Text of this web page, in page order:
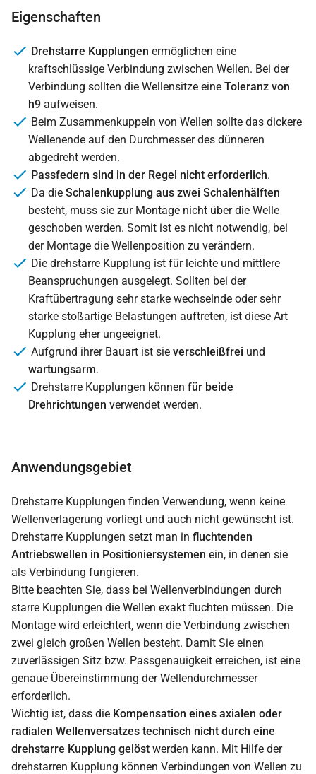
Eigenschaften
Drehstarre Kupplungen ermöglichen eine
kraftschlüssige Verbindung zwischen Wellen. Bei der
Verbindung sollten die Wellensitze eine Toleranz von
h9 aufweisen.
Beim Zusammenkuppeln von Wellen sollte das dickere
Wellenende auf den Durchmesser des dünneren
abgedreht werden.
Passfedern sind in der Regel nicht erforderlich.
Da die Schalenkupplung aus zwei Schalenhälften
besteht, muss sie zur Montage nicht über die Welle
geschoben werden. Somit ist es nicht notwendig, bei
der Montage die Wellenposition zu verändern.
Die drehstarre Kupplung ist für leichte und mittlere
Beanspruchungen ausgelegt. Sollten bei der
Kraftübertragung sehr starke wechselnde oder sehr
starke stoßartige Belastungen auftreten, ist diese Art
Kupplung eher ungeeignet.
Aufgrund ihrer Bauart ist sie verschleißfrei und
wartungsarm.
Drehstarre Kupplungen können für beide
Drehrichtungen verwendet werden.
Anwendungsgebiet
Drehstarre Kupplungen finden Verwendung, wenn keine
Wellenverlagerung vorliegt und auch nicht gewünscht ist.
Drehstarre Kupplungen setzt man in fluchtenden
Antriebswellen in Positioniersystemen ein, in denen sie
als Verbindung fungieren.
Bitte beachten Sie, dass bei Wellenverbindungen durch
starre Kupplungen die Wellen exakt fluchten müssen. Die
Montage wird erleichtert, wenn die Verbindung zwischen
zwei gleich großen Wellen besteht. Damit Sie einen
zuverlässigen Sitz bzw. Passgenauigkeit erreichen, ist eine
genaue Übereinstimmung der Wellendurchmesser
erforderlich.
Wichtig ist, dass die Kompensation eines axialen oder
radialen Wellenversatzes technisch nicht durch eine
drehstarre Kupplung gelöst werden kann. Mit Hilfe der
drehstarren Kupplung können Verbindungen von Wellen zu